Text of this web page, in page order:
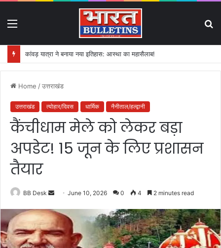
कांवड़ यात्रा ने बनाया नया इतिहास: आस्था का महासैलाब!
Home /उत्तराखंड
उत्तराखंड त्योहार/दिवस धार्मिक नैनीताल/हल्द्वानी
कैंचीधाम मेले को लेकर बड़ा
अपडेट! 15 जून के लिए प्रशासन
तैयार
BB Desk
n
d
a
June 10, 2026 0 4 2 minutes read